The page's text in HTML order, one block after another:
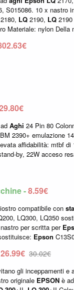
S015086. 10 x nastro
2180, LQ 2190, LQ
Materiale: nylon Della
ad Aghi 24 Pin 80
2390+ emulazione
affidabilità: mtbf di
by, 22W acceso
-8,59€
compatibile con
LQ300, LQ350
per scritta per
Epson
26,99€ 30,02€
gli inceppamenti e
originale EPSON è